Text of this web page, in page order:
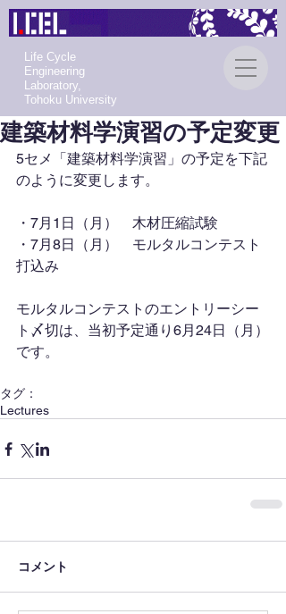
Life Cycle
Engineering
Laboratory,
Tohoku University
建築材料学演習の予定変更
5セメ「建築材料学演習」の予定を下記
のように変更します。
・7月1日（月）　木材圧縮試験
・7月8日（月）　モルタルコンテスト
打込み
モルタルコンテストのエントリーシー
ト〆切は、当初予定通り6月24日（月）
です。
タグ：
Lectures
コメント